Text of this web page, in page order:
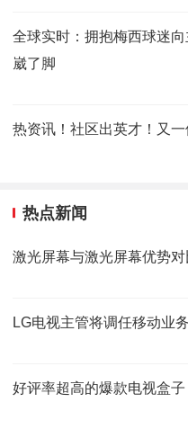
全球实时：拥抱梅西球迷
崴了脚
热资讯！社区出英才！又
热点新闻
激光屏幕与激光屏幕优势
LG电视主管将调任移动业
好评率超高的爆款电视盒